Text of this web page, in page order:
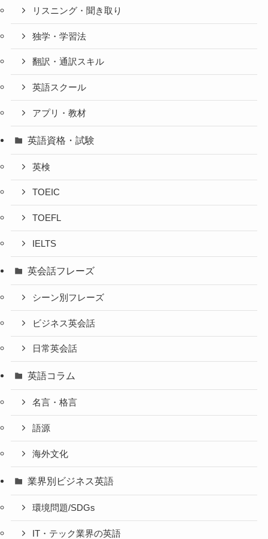
リスニング・聞き取り
独学・学習法
翻訳・通訳スキル
英語スクール
アプリ・教材
英語資格・試験
英検
TOEIC
TOEFL
IELTS
英会話フレーズ
シーン別フレーズ
ビジネス英会話
日常英会話
英語コラム
名言・格言
語源
海外文化
業界別ビジネス英語
環境問題/SDGs
IT・テック業界の英語